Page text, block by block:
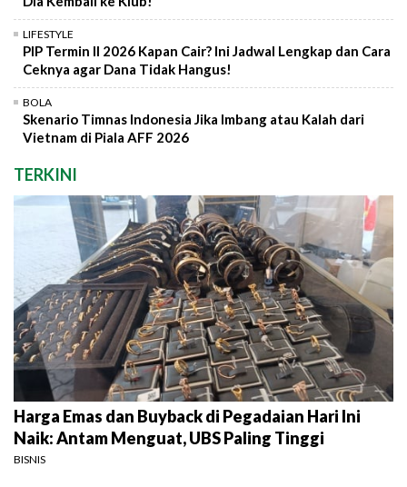
LIFESTYLE
PIP Termin II 2026 Kapan Cair? Ini Jadwal Lengkap dan Cara
Ceknya agar Dana Tidak Hangus!
BOLA
Skenario Timnas Indonesia Jika Imbang atau Kalah dari
Vietnam di Piala AFF 2026
TERKINI
Harga Emas dan Buyback di Pegadaian Hari Ini
Naik: Antam Menguat, UBS Paling Tinggi
BISNIS